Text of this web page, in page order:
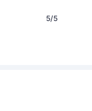
5/5